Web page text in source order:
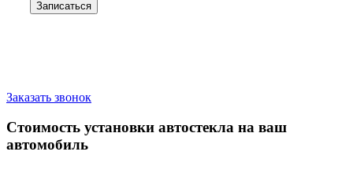
Заказать звонок
Стоимость установки автостекла на ваш
автомобиль